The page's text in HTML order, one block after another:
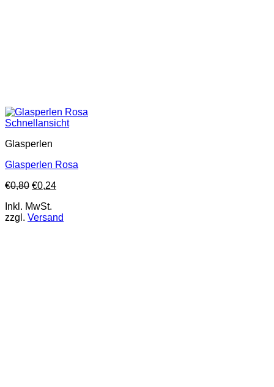
Schnellansicht
Glasperlen
Glasperlen Rosa
€0,80 €0,24
Inkl. MwSt.
zzgl. Versand